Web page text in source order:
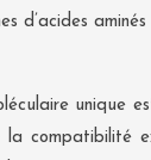
d’acides
unique
compatibilité